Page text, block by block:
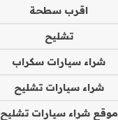
اقرب سطحة
تشليح
شراء سيارات سكراب
شراء سيارات تشليح
موقع شراء سيارات تشليح